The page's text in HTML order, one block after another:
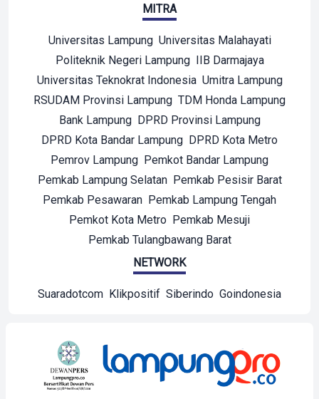
MITRA
Universitas Lampung Universitas Malahayati
Politeknik Negeri Lampung IIB Darmajaya
Universitas Teknokrat Indonesia Umitra Lampung
RSUDAM Provinsi Lampung TDM Honda Lampung
Bank Lampung DPRD Provinsi Lampung
DPRD Kota Bandar Lampung DPRD Kota Metro
Pemrov Lampung Pemkot Bandar Lampung
Pemkab Lampung Selatan Pemkab Pesisir Barat
Pemkab Pesawaran Pemkab Lampung Tengah
Pemkot Kota Metro Pemkab Mesuji
Pemkab Tulangbawang Barat
NETWORK
Suaradotcom Klikpositif Siberindo Goindonesia